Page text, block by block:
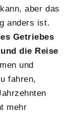
aber das
anders ist.
Getriebes
die Reise
und
fahren,
mehr